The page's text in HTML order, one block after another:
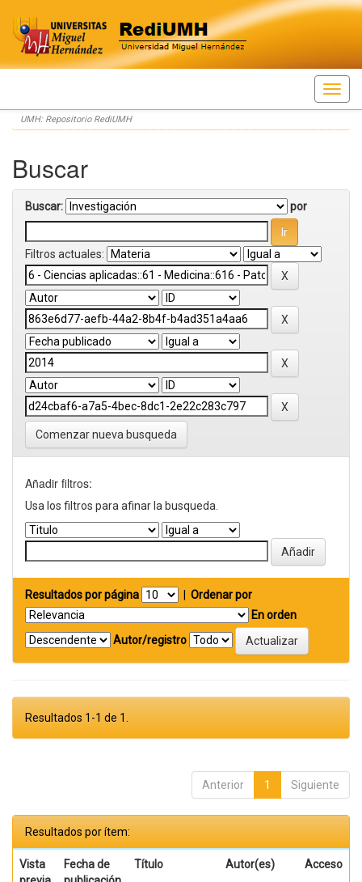
Skip
navigation
UMH: Repositorio RediUMH
Buscar
Buscar: por
Filtros actuales:
Comenzar nueva busqueda
Añadir filtros:
Usa los filtros para afinar la busqueda.
Resultados por página
Ordenar por
En orden
Autor/registro
Resultados 1-1 de 1.
Anterior 1 Siguiente
Resultados por ítem:
Vista
Fecha de
Título Autor(es) Acceso